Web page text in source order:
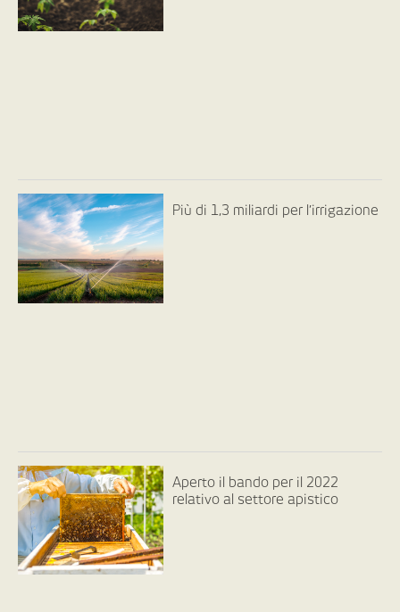
Più di 1,3 miliardi per l’irrigazione
Aperto il bando per il 2022
relativo al settore apistico